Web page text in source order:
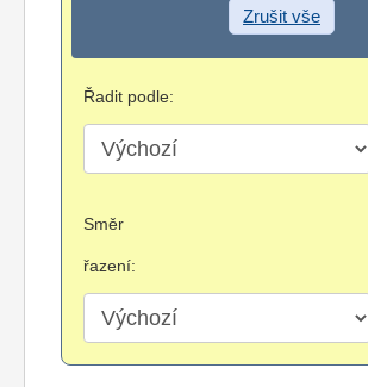
Zrušit vše
Řadit podle:
Směr
řazení: